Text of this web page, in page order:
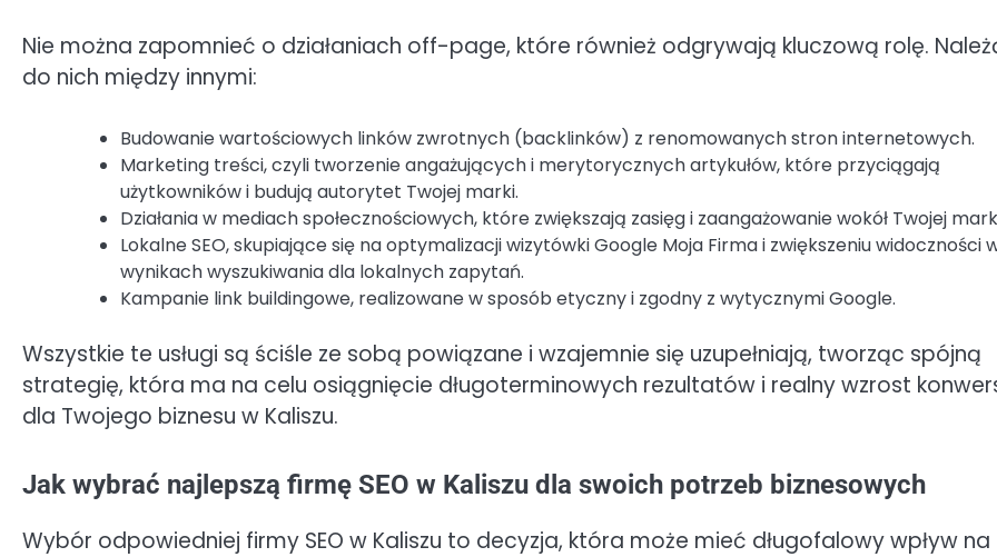
Nie można zapomnieć o działaniach off-page, które również odgrywają kluczową rolę.
do nich między innymi:
Budowanie wartościowych linków zwrotnych (backlinków) z renomowanych stron internetowych.
Marketing treści, czyli tworzenie angażujących i merytorycznych artykułów, które przyciągają
użytkowników i budują autorytet Twojej marki.
Działania w mediach społecznościowych, które zwiększają zasięg i zaangażowanie wokół Twojej
Lokalne SEO, skupiające się na optymalizacji wizytówki Google Moja Firma i zwiększeniu widoczności
wynikach wyszukiwania dla lokalnych zapytań.
Kampanie link buildingowe, realizowane w sposób etyczny i zgodny z wytycznymi Google.
Wszystkie te usługi są ściśle ze sobą powiązane i wzajemnie się uzupełniają, tworząc spójną
strategię, która ma na celu osiągnięcie długoterminowych rezultatów i realny wzrost
dla Twojego biznesu w Kaliszu.
Jak wybrać najlepszą firmę SEO w Kaliszu dla swoich potrzeb biznesowych
Wybór odpowiedniej firmy SEO w Kaliszu to decyzja, która może mieć długofalowy wpływ na